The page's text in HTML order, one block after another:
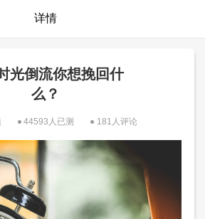
详情
光倒流你想挽回什
么？
44593人已测 181人评论